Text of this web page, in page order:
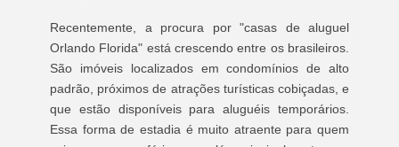
Recentemente, a procura por "casas de aluguel
Orlando Florida" está crescendo entre os brasileiros.
São imóveis localizados em condomínios de alto
padrão, próximos de atrações turísticas cobiçadas, e
que estão disponíveis para aluguéis temporários.
Essa forma de estadia é muito atraente para quem